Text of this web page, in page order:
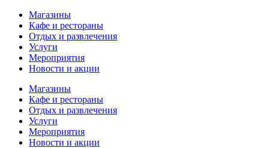
Магазины
Кафе и рестораны
Отдых и развлечения
Услуги
Мероприятия
Новости и акции
Магазины
Кафе и рестораны
Отдых и развлечения
Услуги
Мероприятия
Новости и акции